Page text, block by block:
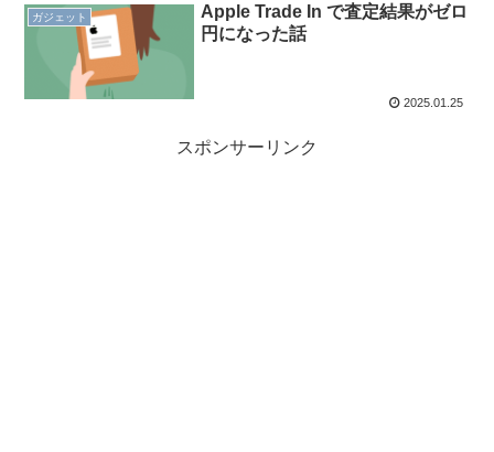
ガジェット
Apple Trade In で査定結果がゼロ
円になった話
2025.01.25
スポンサーリンク